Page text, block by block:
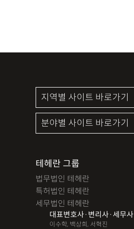
테헤란 그룹
법무법인 테헤란
특허법인 테헤란
세무법인 테헤란
대표변호사·변리사·세무사
이수학, 백상희, 서혁진